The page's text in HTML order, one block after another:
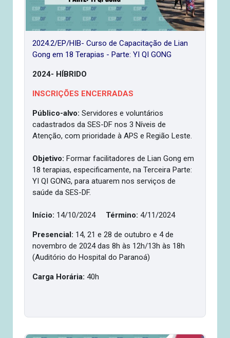
2024.2/EP/HIB- Curso de Capacitação de Lian
Gong em 18 Terapias - Parte: YI QI GONG
2024- HÍBRIDO
INSCRIÇÕES ENCERRADAS
Público-alvo:Servidores e voluntários
cadastrados da SES-DF nos 3 Níveis de
Atenção, com prioridade à APS e Região Leste.
Objetivo:Formar facilitadores de Lian Gong em
18 terapias, especificamente, na Terceira Parte:
YI QI GONG, para atuarem nos serviços de
saúde da SES-DF.
Início: 14/10/2024 Término: 4/11/2024
Presencial: 14, 21 e 28 de outubro e 4 de
novembro de 2024 das 8h às 12h/13h às 18h
(Auditório do Hospital do Paranoá)
Carga Horária: 40h